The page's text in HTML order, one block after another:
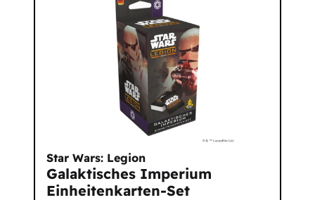
Star Wars: Legion
Galaktisches Imperium
Einheitenkarten-Set